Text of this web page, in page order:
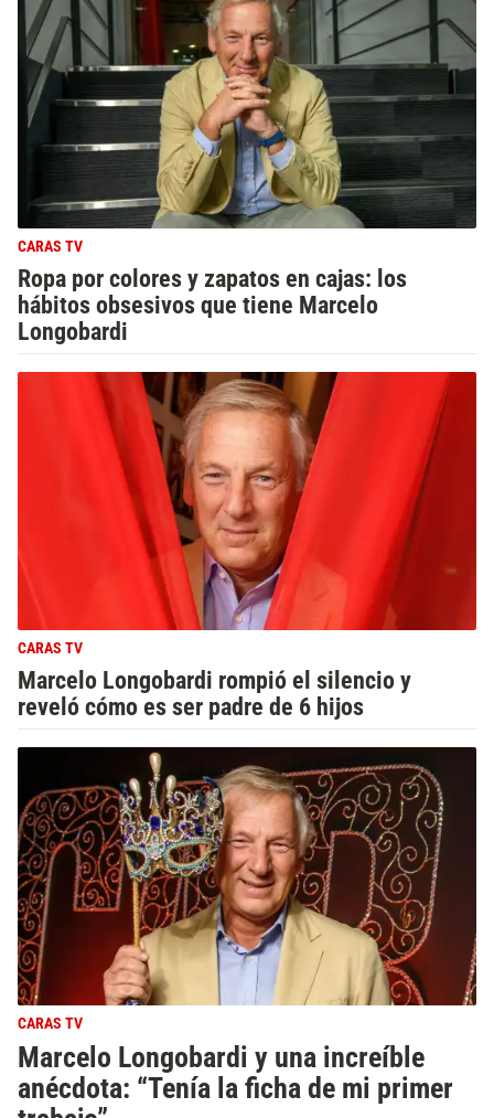
CARAS TV
Ropa por colores y zapatos en cajas: los
hábitos obsesivos que tiene Marcelo
Longobardi
CARAS TV
Marcelo Longobardi rompió el silencio y
reveló cómo es ser padre de 6 hijos
CARAS TV
Marcelo Longobardi y una increíble
anécdota: “Tenía la ficha de mi primer